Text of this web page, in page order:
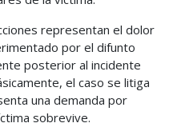
representan el dolor
por el difunto
posterior al incidente
el caso se litiga
una demanda por
sobrevive.